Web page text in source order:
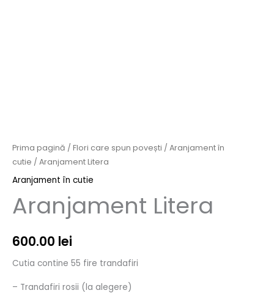
Prima pagină / Flori care spun povești / Aranjament în
cutie / Aranjament Litera
Aranjament în cutie
Aranjament Litera
600.00 lei
Cutia contine 55 fire trandafiri
– Trandafiri rosii (la alegere)